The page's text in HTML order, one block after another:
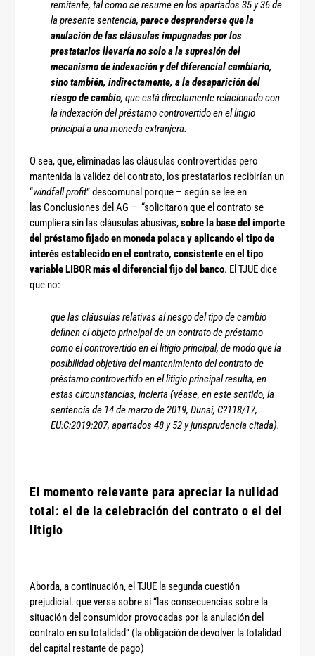
remitente, tal como se resume en los apartados 35 y 36 de
la presente sentencia,parece desprenderse que la
anulación de las cláusulas impugnadas por los
prestatarios llevaría no solo a la supresión del
mecanismo de indexación y del diferencial cambiario,
sino también, indirectamente, a la desaparición del
riesgo de cambio, que está directamente relacionado con
la indexación del préstamo controvertido en el litigio
principal a una moneda extranjera.
O sea, que, eliminadas las cláusulas controvertidas pero
mantenida la validez del contrato, los prestatarios recibirían un
“windfall profit” descomunal porque – según se lee en
las Conclusiones del AG – “solicitaron que el contrato se
cumpliera sin las cláusulas abusivas,sobre la base del importe
del préstamo fijado en moneda polaca y aplicando el tipo de
interés establecido en el contrato, consistente en el tipo
variable LIBOR más el diferencial fijo del banco. El TJUE dice
que no:
que las cláusulas relativas al riesgo del tipo de cambio
definen el objeto principal de un contrato de préstamo
como el controvertido en el litigio principal, de modo que la
posibilidad objetiva del mantenimiento del contrato de
préstamo controvertido en el litigio principal resulta, en
estas circunstancias, incierta (véase, en este sentido, la
sentencia de 14 de marzo de 2019, Dunai, C?118/17,
EU:C:2019:207, apartados 48 y 52 y jurisprudencia citada).
El momento relevante para apreciar la nulidad
total: el de la celebración del contrato o el del
litigio
Aborda, a continuación, el TJUE la segunda cuestión
prejudicial. que versa sobre si “las consecuencias sobre la
situación del consumidor provocadas por la anulación del
contrato en su totalidad” (la obligación de devolver la totalidad
del capital restante de pago)